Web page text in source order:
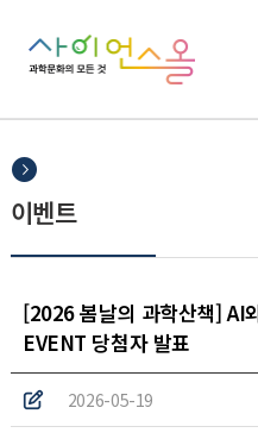
이벤트
[2026 봄날의 과학산책] AI
EVENT 당첨자 발표
2026-05-19